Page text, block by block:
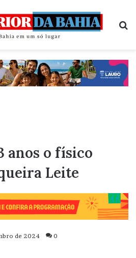
anos o físico
Leite
de 2024 0